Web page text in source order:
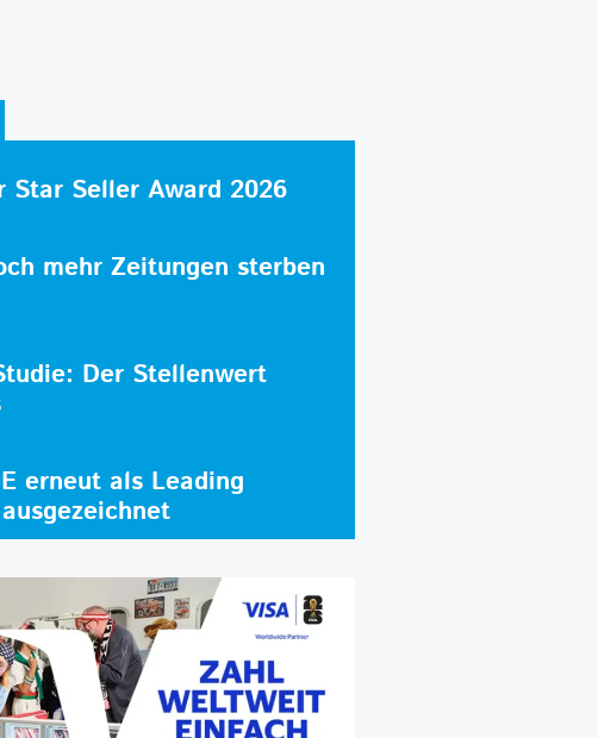
Star Seller Award 2026
mehr Zeitungen sterben
Der Stellenwert
erneut als Leading